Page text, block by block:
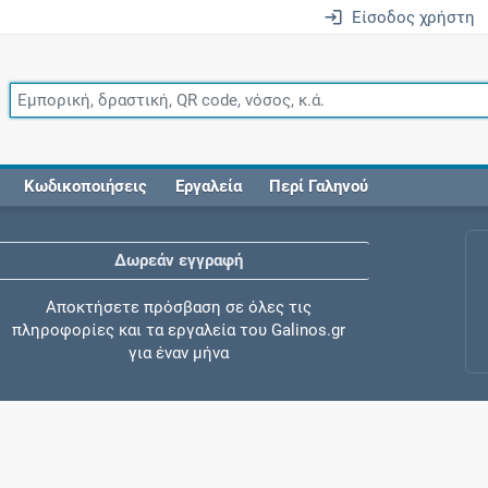
Είσοδος χρήστη
Κωδικοποιήσεις Εργαλεία Περί Γαληνού
Δωρεάν εγγραφή
Αποκτήσετε πρόσβαση σε όλες τις
πληροφορίες και τα εργαλεία του Galinos.gr
για έναν μήνα